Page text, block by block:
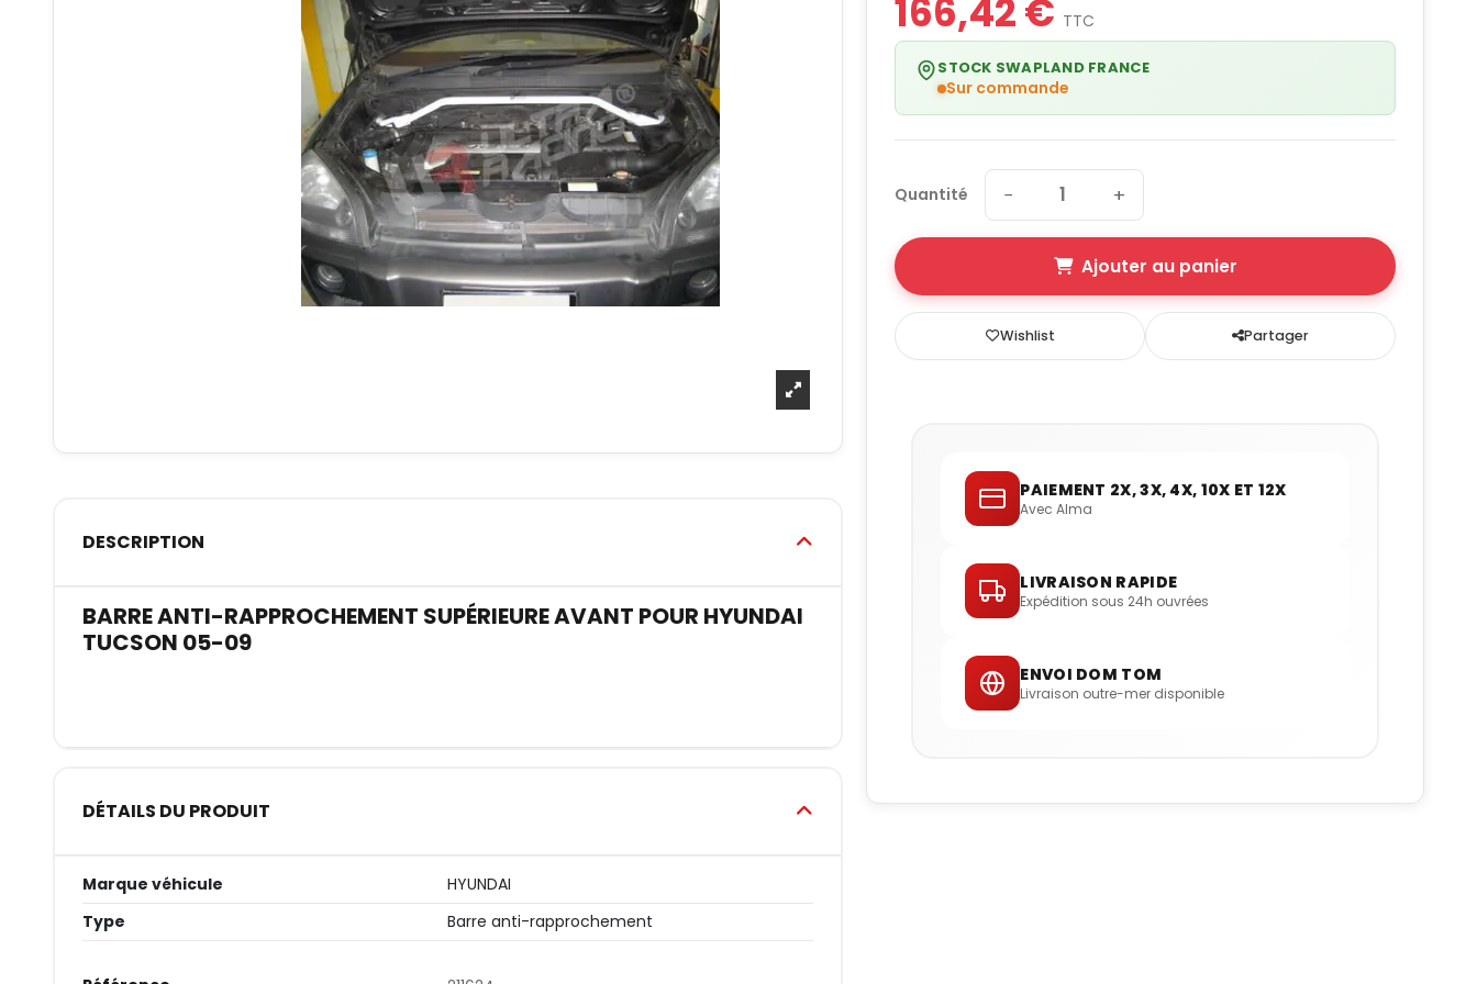
DESCRIPTION
BARRE ANTI-RAPPROCHEMENT SUPÉRIEURE AVANT POUR HYUNDAI
TUCSON 05-09
DÉTAILS DU PRODUIT
Marque véhicule
HYUNDAI
Type
Barre anti-rapprochement
166,42 € TTC
STOCK SWAPLAND FRANCE
Sur commande
Quantité − +
Ajouter au panier
Wishlist Partager
PAIEMENT 2X, 3X, 4X, 10X ET 12X
Avec Alma
LIVRAISON RAPIDE
Expédition sous 24h ouvrées
ENVOI DOM TOM
Livraison outre-mer disponible